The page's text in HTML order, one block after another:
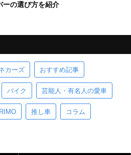
ーの選び方を紹介
カーズ おすすめ記事
バイク 芸能人・有名人の愛車
推し車 コラム